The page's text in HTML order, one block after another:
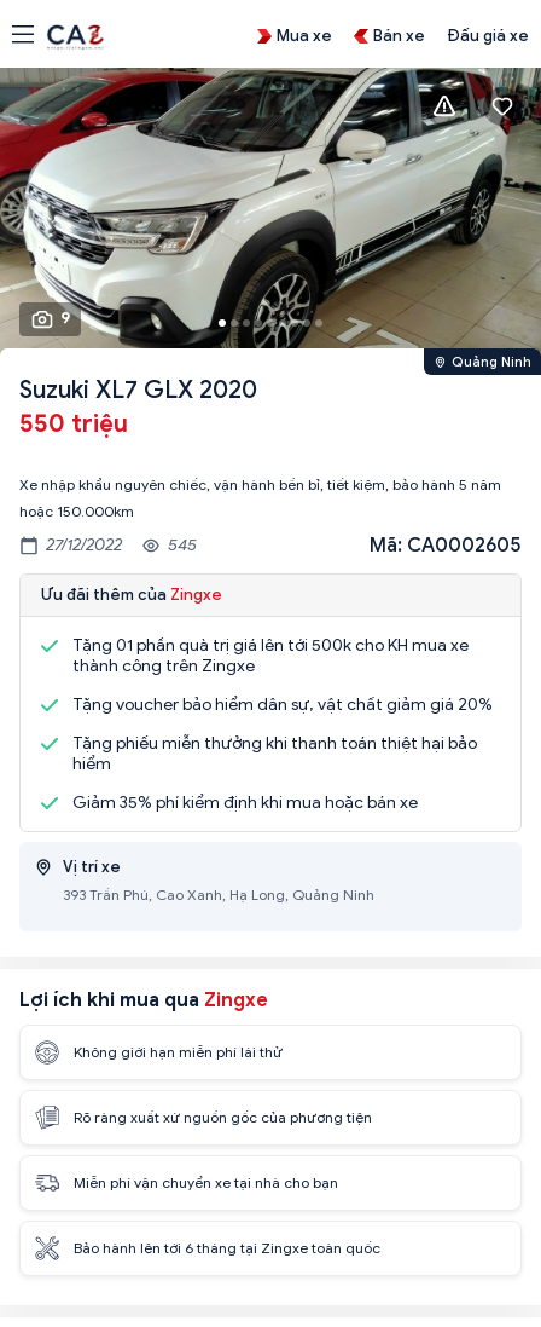
Mua xe Bán xe Đấu giá xe
9
Quảng Ninh
Suzuki XL7 GLX 2020
550 triệu
Xe nhập khẩu nguyên chiếc, vận hành bền bỉ, tiết kiệm, bảo hành 5 năm
hoặc 150.000km
27/12/2022 545 Mã: CA0002605
Ưu đãi thêm của Zingxe
Tặng 01 phần quà trị giá lên tới 500k cho KH mua xe
thành công trên Zingxe
Tặng voucher bảo hiểm dân sự, vật chất giảm giá 20%
Tặng phiếu miễn thưởng khi thanh toán thiệt hại bảo
hiểm
Giảm 35% phí kiểm định khi mua hoặc bán xe
Vị trí xe
393 Trần Phú, Cao Xanh, Hạ Long, Quảng Ninh
Lợi ích khi mua qua Zingxe
Không giới hạn miễn phí lái thử
Rõ ràng xuất xứ nguồn gốc của phương tiện
Miễn phí vận chuyển xe tại nhà cho bạn
Bảo hành lên tới 6 tháng tại Zingxe toàn quốc